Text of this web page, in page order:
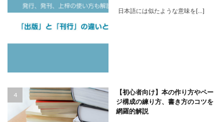
日本語には似たような意味を[…]
【初心者向け】本の作り方やペー
ジ構成の練り方、書き方のコツを
網羅的解説